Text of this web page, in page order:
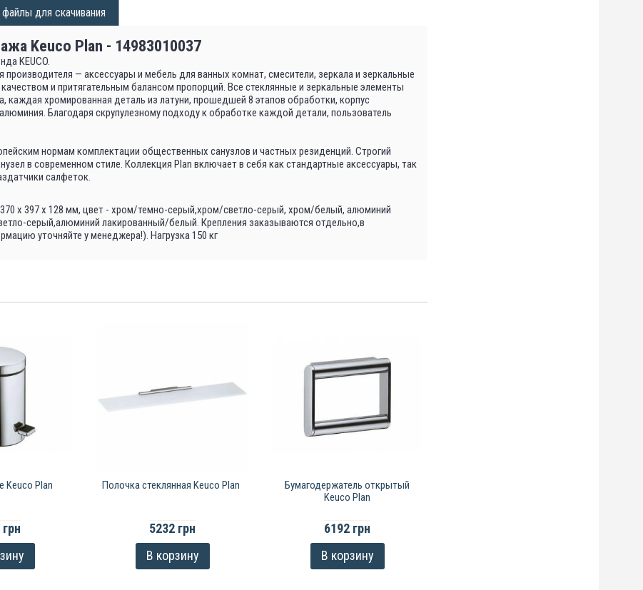
файлы для скачивания
Keuco Plan - 14983010037
KEUCO.
— аксессуары и мебель для ванных комнат, смесители, зеркала и зеркальные
и притягательным балансом пропорций. Все стеклянные и зеркальные элементы
каждая хромированная деталь из латуни, прошедшей 8 этапов обработки, корпус
Благодаря скрупулезному подходу к обработке каждой детали, пользователь
нормам комплектации общественных санузлов и частных резиденций. Строгий
в современном стиле. Коллекция Plan включает в себя как стандартные аксессуары, так
салфеток.
х 397 х 128 мм, цвет - хром/темно-серый,хром/светло-серый, хром/белый, алюминий
серый,алюминий лакированный/белый. Крепления заказываются отдельно,в
уточняйте у менеджера!). Нагрузка 150 кг
Keuco Plan Полочка стеклянная Keuco Plan
5232 грн
В корзину
Бумагодержатель открытый
Keuco Plan
6192 грн
В корзину